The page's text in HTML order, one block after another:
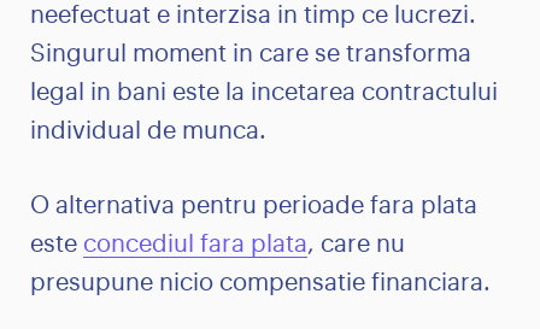
neefectuat e interzisa in timp ce lucrezi.
Singurul moment in care se transforma
legal in bani este la incetarea contractului
individual de munca.
O alternativa pentru perioade fara plata
este concediul fara plata, care nu
presupune nicio compensatie financiara.